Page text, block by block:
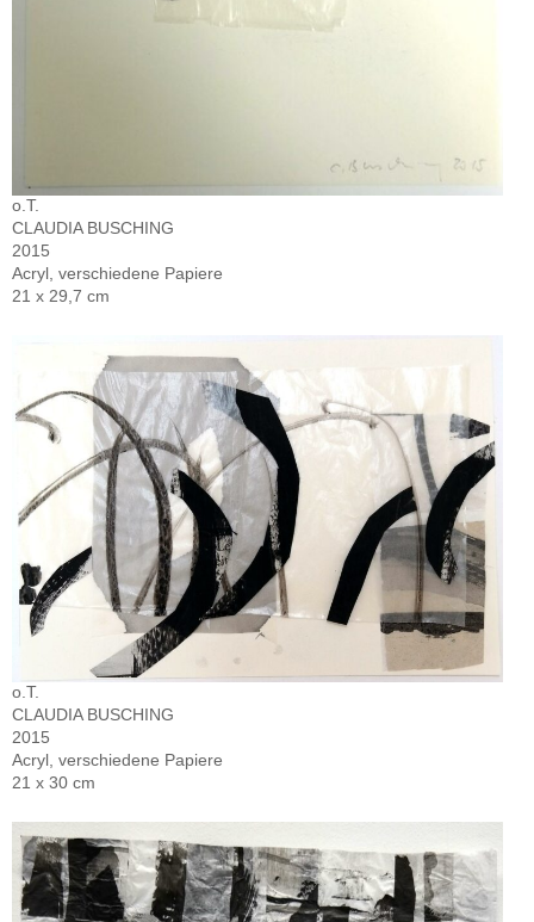
o.T.
CLAUDIA BUSCHING
2015
Acryl, verschiedene Papiere
21 x 29,7 cm
o.T.
CLAUDIA BUSCHING
2015
Acryl, verschiedene Papiere
21 x 30 cm